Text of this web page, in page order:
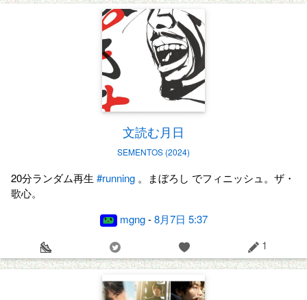
文読む月日
SEMENTOS (2024)
20分ランダム再生 #running 。まぼろし でフィニッシュ。ザ・
歌心。
mgng-8月7日 5:37
1